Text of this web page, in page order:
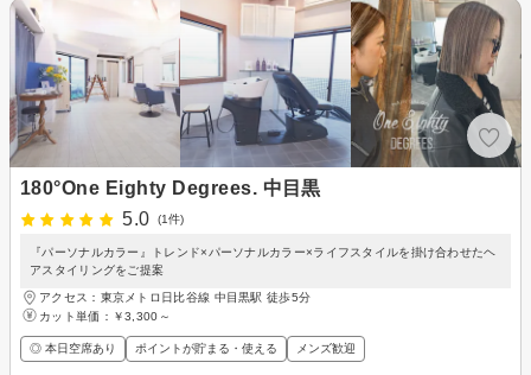
180°One Eighty Degrees. 中目黒
5.0
(1件)
『パーソナルカラー』トレンド×パーソナルカラー×ライフスタイルを掛け合わせたヘ
アスタイリングをご提案
アクセス：東京メトロ日比谷線 中目黒駅 徒歩5分
カット単価： ￥3,300～
◎ 本日空席あり ポイントが貯まる・使える メンズ歓迎